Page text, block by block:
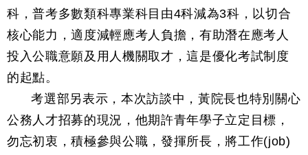
科，普考多數類科專業科目由4科減為3科，以切合
核心能力，適度減輕應考人負擔，有助潛在應考人
投入公職意願及用人機關取才，這是優化考試制度
的起點。
考選部另表示，本次訪談中，黃院長也特別關心
公務人才招募的現況，他期許青年學子立定目標，
勿忘初衷，積極參與公職，發揮所長，將工作(job)